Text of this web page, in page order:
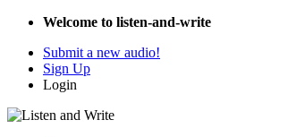
Welcome to listen-and-write
Submit a new audio!
Sign Up
Login